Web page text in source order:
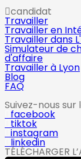
candidat
Travailler
Travailler en
Travailler dans
Simulateur de
d'affaire
Travailler à Lyon
Blog
FAQ
Suivez-nous sur
facebook
tiktok
instagram
linkedin
TÉLÉCHARGER